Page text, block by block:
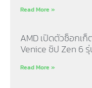
Read More »
AMD เปิดตัวซ็อกเก็
Venice ชิป Zen 6
Read More »